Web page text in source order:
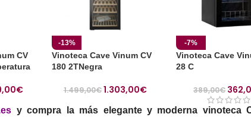
CV
€
-13%
Vinoteca Cave Vinum CV
180 2TNegra
1.499,00€1.303,00€
-7%
Vinoteca Cave
28 C
389,00€
y compra la más elegante y moderna vinoteca